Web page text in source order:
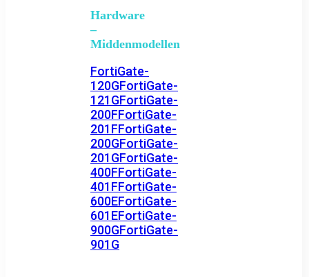
Hardware
–
Middenmodellen
FortiGate-
120GFortiGate-
121GFortiGate-
200FFortiGate-
201FFortiGate-
200GFortiGate-
201GFortiGate-
400FFortiGate-
401FFortiGate-
600EFortiGate-
601EFortiGate-
900GFortiGate-
901G